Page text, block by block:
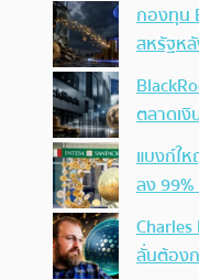
กองทุน
สหรัฐห
ตลาดเ
แบงก์ใ
ลง
ลั่นต้อง